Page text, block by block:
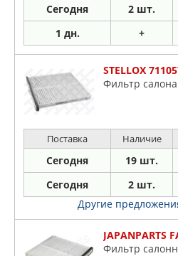
Сегодня 2 шт.
1 дн. +
STELLOX
Фильтр
Поставка Наличие
Сегодня 19 шт.
Сегодня 2 шт.
Другие
JAPANPARTS
Фильтр